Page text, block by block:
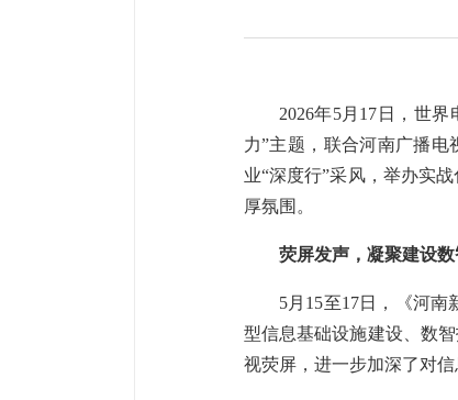
2026年5月17日，世
力”主题，联合河南广播电
业“深度行”采风，举办实
厚氛围。
荧屏发声，凝聚建设
5月15至17日，《河
型信息基础设施建设、数
视荧屏，进一步加深了对